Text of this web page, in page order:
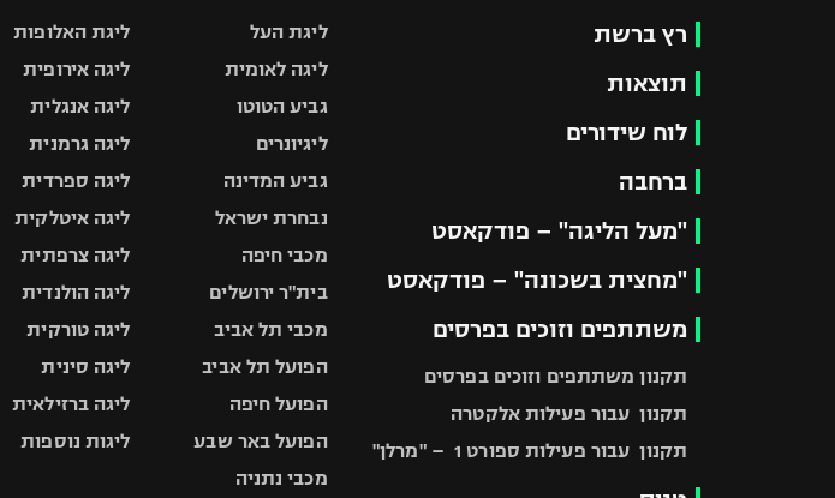
רץ ברשת
תוצאות
לוח שידורים
ברחבה
"מעל הליגה" – פודקאסט
"מחצית בשכונה" – פודקאסט
משתתפים וזוכים בפרסים
תקנון משתתפים וזוכים בפרסים
תקנון עבור פעילות אלקטרה
תקנון עבור פעילות ספורט 1 – "מרלן"
ליגת העל
ליגה לאומית
גביע הטוטו
ליגיונרים
גביע המדינה
נבחרת ישראל
מכבי חיפה
בית"ר ירושלים
מכבי תל אביב
הפועל תל אביב
הפועל חיפה
הפועל באר שבע
מכבי נתניה
ליגת האלופות
ליגה אירופית
ליגה אנגלית
ליגה גרמנית
ליגה ספרדית
ליגה איטלקית
ליגה צרפתית
ליגה הולנדית
ליגה טורקית
ליגה סינית
ליגה ברזילאית
ליגות נוספות